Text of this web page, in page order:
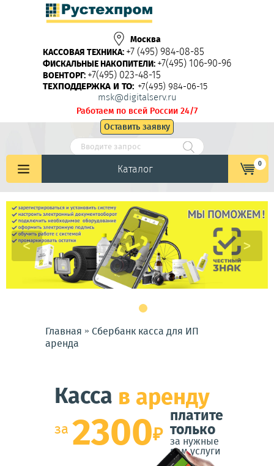
Москва
КАССОВАЯ ТЕХНИКА: +7 (495) 984-08-85
ФИСКАЛЬНЫЕ НАКОПИТЕЛИ: +7(495) 106-90-96
ВОЕНТОРГ: +7(495) 023-48-15
ТЕХПОДДЕРЖКА И ТО: +7(495) 984-06-15
msk@digitalserv.ru
Работаем по всей России 24/7
Оставить заявку
Каталог 0
< >
Главная » Сбербанк касса для ИП
аренда
Касса в аренду
за 2300₽
платите
только
за нужные
вам услуги